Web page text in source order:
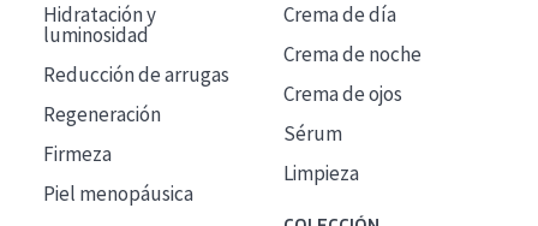
Hidratación y
luminosidad
Reducción de arrugas
Regeneración
Firmeza
Piel menopáusica
Crema de día
Crema de noche
Crema de ojos
Sérum
Limpieza